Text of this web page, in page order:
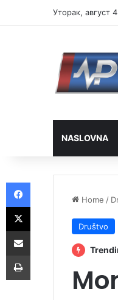
Уторак, август
NASLOVNA
Home /
Društvo
Facebook
X
Share via Email